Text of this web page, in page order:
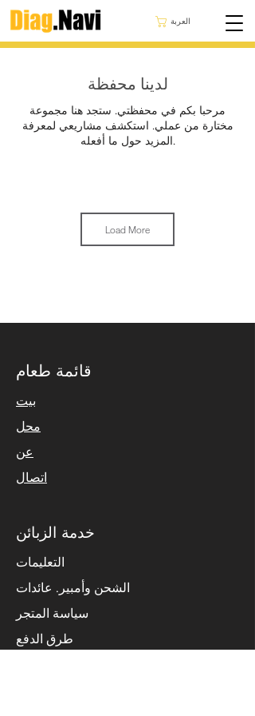
العربة
لدينا محفظة
مرحبا بكم في محفظتي. ستجد هنا مجموعة
مختارة من عملي. استكشف مشاريعي لمعرفة
المزيد حول ما أفعله.
Panamera 2013 New Rear
البرمجة الرئيسية لبورشه
برمجة وحدة TCM ومعايرة
Load More
قائمة طعام
بيت
محل
عن
اتصال
خدمة الزبائن
التعليمات
الشحن وأمبير. عائدات
سياسة المتجر
طرق الدفع